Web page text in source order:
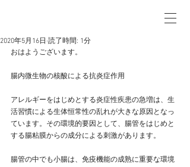
2020年5月16日 読了時間: 1分
おはようございます。
腸内微生物の核酸による抗炎症作用
アレルギーをはじめとする炎症性疾患の急増は、生
活習慣による生体恒常性の乱れが大きな原因となっ
ています。その環境的要因として、腸管をはじめと
する腸粘膜からの成分による刺激があります。
腸管の中でも小腸は、免疫機能の成熟に重要な環境